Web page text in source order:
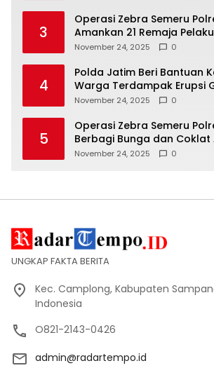
3
Operasi Zebra Semeru
Amankan 21 Remaja
November 24, 2025 0
4
Polda Jatim Beri Bantuan
Warga Terdampak Erupsi
November 24, 2025 0
5
Operasi Zebra Semeru
Berbagi Bunga dan Coklat
Tertib Lalin
November 24, 2025 0
UNGKAP FAKTA BERITA
Kec. Camplong, Kabupaten
Indonesia
O821-2143-0426
admin@radartempo.id